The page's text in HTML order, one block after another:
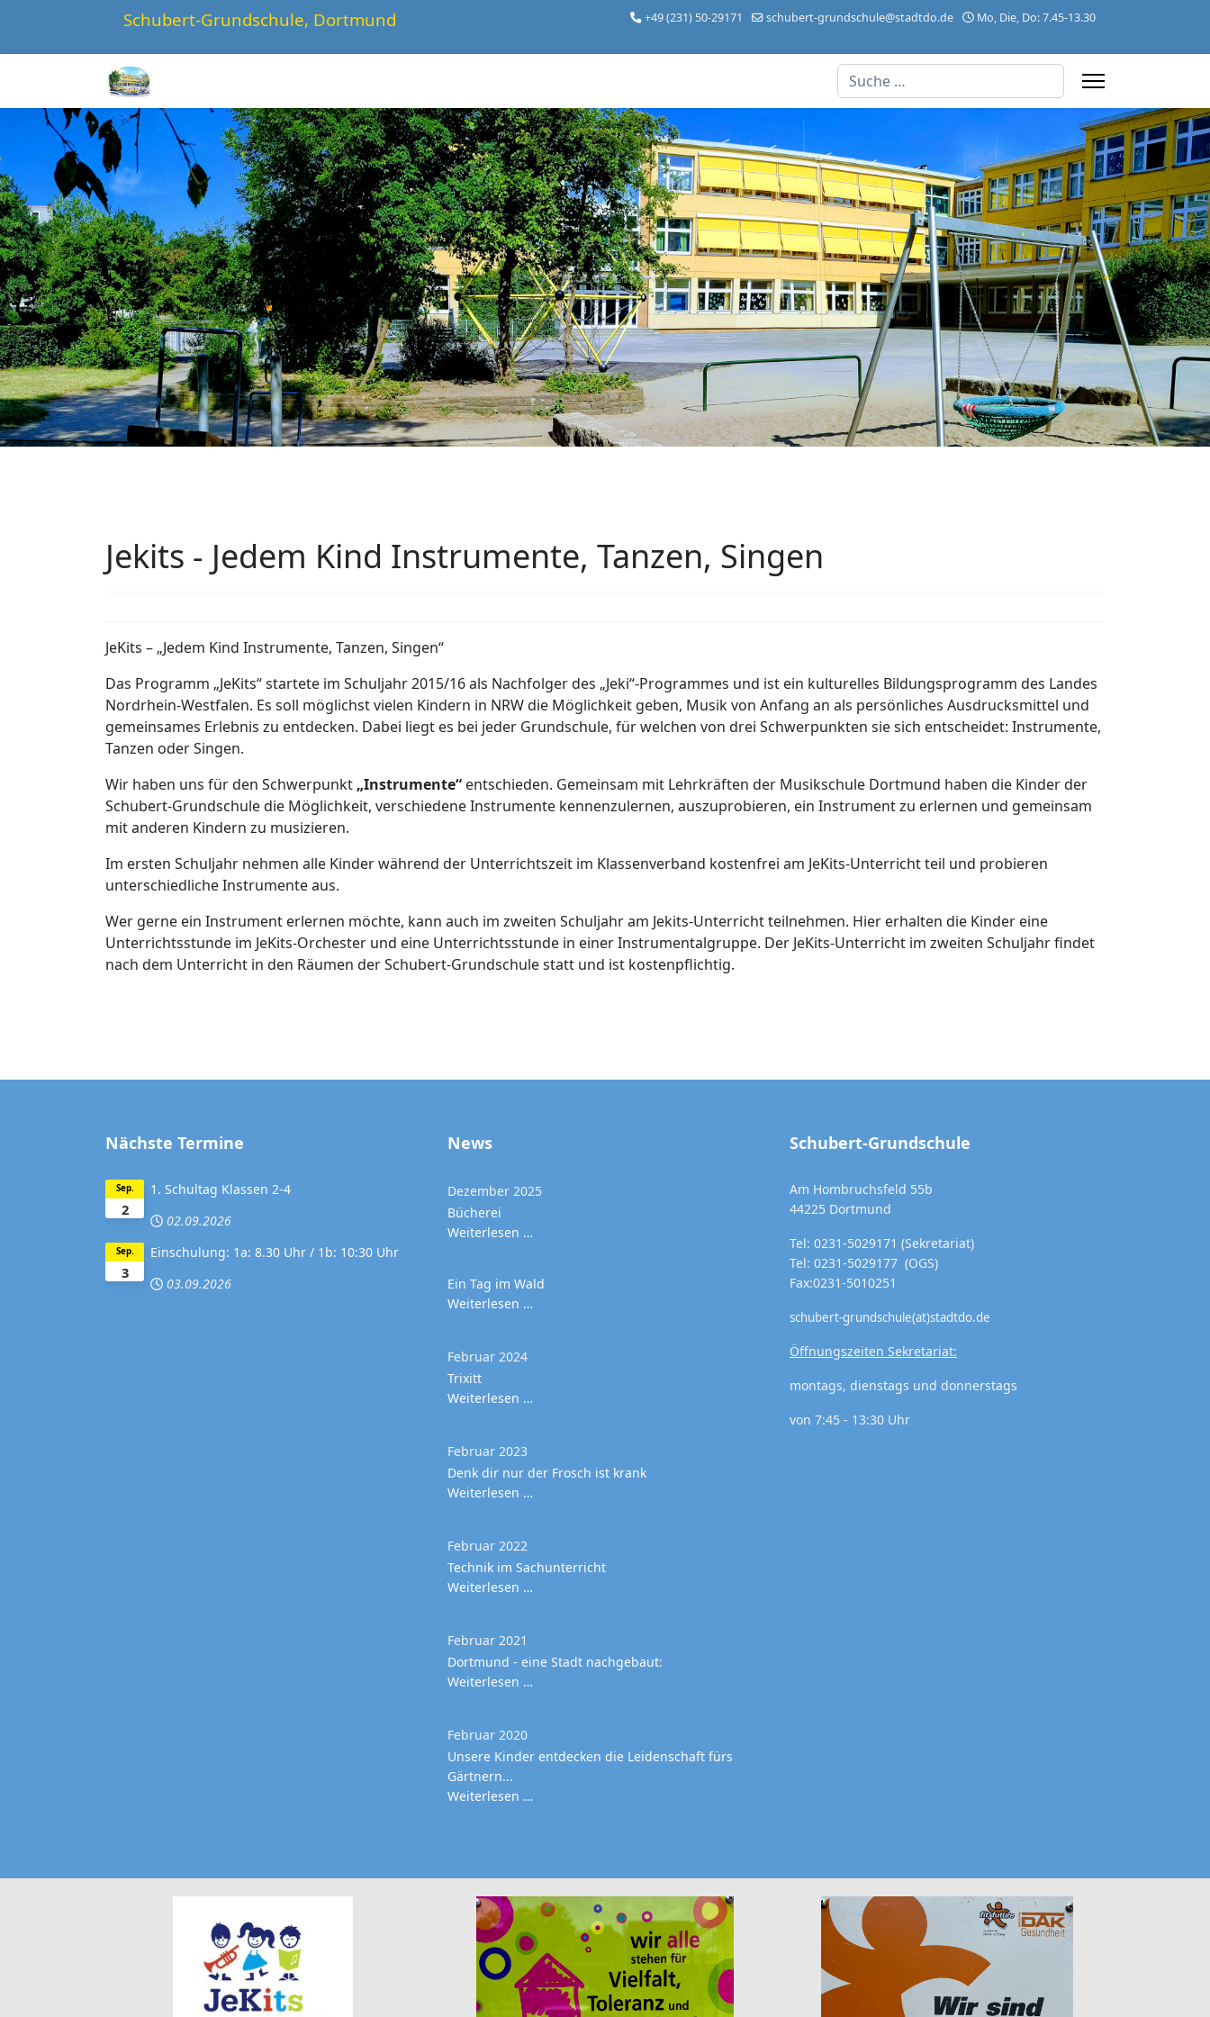
Schubert-Grundschule, Dortmund +49 (231) 50-29171 schubert-grundschule@stadtdo.de Mo, Die, Do: 7.45-13.30
Suchen
Jekits - Jedem Kind Instrumente, Tanzen, Singen
JeKits – „Jedem Kind Instrumente, Tanzen, Singen“
Das Programm „JeKits“ startete im Schuljahr 2015/16 als Nachfolger des „Jeki“-Programmes und ist ein kulturelles Bildungsprogramm des Landes
Nordrhein-Westfalen. Es soll möglichst vielen Kindern in NRW die Möglichkeit geben, Musik von Anfang an als persönliches Ausdrucksmittel und
gemeinsames Erlebnis zu entdecken. Dabei liegt es bei jeder Grundschule, für welchen von drei Schwerpunkten sie sich entscheidet: Instrumente,
Tanzen oder Singen.
Wir haben uns für den Schwerpunkt „Instrumente“ entschieden. Gemeinsam mit Lehrkräften der Musikschule Dortmund haben die Kinder der
Schubert-Grundschule die Möglichkeit, verschiedene Instrumente kennenzulernen, auszuprobieren, ein Instrument zu erlernen und gemeinsam
mit anderen Kindern zu musizieren.
Im ersten Schuljahr nehmen alle Kinder während der Unterrichtszeit im Klassenverband kostenfrei am JeKits-Unterricht teil und probieren
unterschiedliche Instrumente aus.
Wer gerne ein Instrument erlernen möchte, kann auch im zweiten Schuljahr am Jekits-Unterricht teilnehmen. Hier erhalten die Kinder eine
Unterrichtsstunde im JeKits-Orchester und eine Unterrichtsstunde in einer Instrumentalgruppe. Der JeKits-Unterricht im zweiten Schuljahr findet
nach dem Unterricht in den Räumen der Schubert-Grundschule statt und ist kostenpflichtig.
Nächste Termine
2
Sep.
1. Schultag Klassen 2-4
02.09.2026
3
Sep.
Einschulung: 1a: 8.30 Uhr / 1b: 10:30 Uhr
03.09.2026
News
Dezember 2025
Bücherei
Weiterlesen …
Ein Tag im Wald
Weiterlesen …
Februar 2024
Trixitt
Weiterlesen …
Februar 2023
Denk dir nur der Frosch ist krank
Weiterlesen …
Februar 2022
Technik im Sachunterricht
Weiterlesen …
Februar 2021
Dortmund - eine Stadt nachgebaut:
Weiterlesen …
Februar 2020
Unsere Kinder entdecken die Leidenschaft fürs
Gärtnern...
Weiterlesen …
Schubert-Grundschule
Am Hombruchsfeld 55b
44225 Dortmund
Tel: 0231-5029171 (Sekretariat)
Tel: 0231-5029177 (OGS)
Fax:0231-5010251
schubert-grundschule(at)stadtdo.de
Öffnungszeiten Sekretariat:
montags, dienstags und donnerstags
von 7:45 - 13:30 Uhr